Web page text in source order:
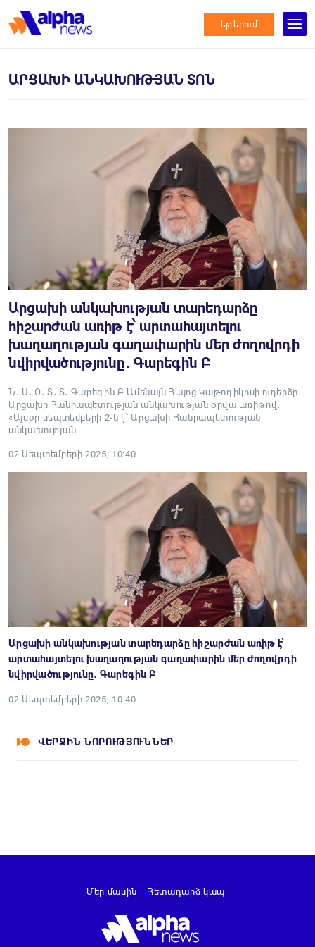
եթերում
ԱՐՑԱԽԻ ԱՆԿԱԽՈՒԹՅԱՆ ՏՈՆ
Արցախի անկախության տարեդարձը
հիշարժան առիթ է՝ արտահայտելու
խաղաղության գաղափարին մեր ժողովրդի
նվիրվածությունը․ Գարեգին Բ
Ն․ Ս․ Օ․ Տ․ Տ․ Գարեգին Բ Ամենայն Հայոց Կաթողիկոսի ուղերձը
Արցախի Հանրապետության անկախության օրվա առիթով․
«Այսօր սեպտեմբերի 2-ն է՝ Արցախի Հանրապետության
անկախության…
02 Սեպտեմբերի 2025, 10:40
Արցախի անկախության տարեդարձը հիշարժան առիթ է՝
արտահայտելու խաղաղության գաղափարին մեր ժողովրդի
նվիրվածությունը․ Գարեգին Բ
02 Սեպտեմբերի 2025, 10:40
ՎԵՐՋԻՆ ՆՈՐՈՒԹՅՈՒՆՆԵՐ
Մեր մասին Հետադարձ կապ